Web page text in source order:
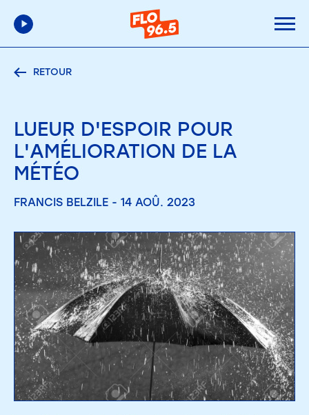
RETOUR
LUEUR D'ESPOIR POUR
L'AMÉLIORATION DE LA
MÉTÉO
FRANCIS BELZILE - 14 AOÛ. 2023